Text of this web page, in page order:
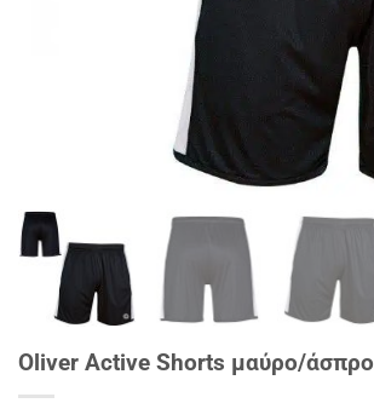
Oliver Active Shorts μαύρο/άσπρο